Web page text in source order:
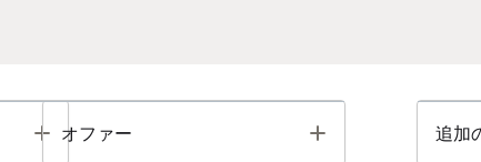
Toggle
オファー Toggle 追加